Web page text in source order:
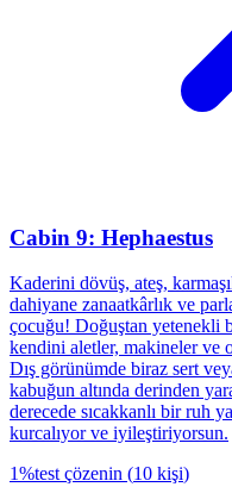
Cabin 9: Hephaestus
Kaderini dövüş, ateş,
dahiyane zanaatkârlık ve
çocuğu! Doğuştan yetenekli
kendini aletler, makineler ve
Dış görünümde biraz sert
kabuğun altında derinden
derecede sıcakkanlı bir ruh
kurcalıyor ve iyileştiriyorsun.
1%test çözenin (10 kişi)